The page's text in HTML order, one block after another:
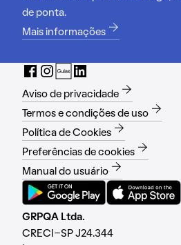
de ponta.
Mais informações
Aviso de privacidade
Termos e condições de uso
Política de Cookies
Preferências de cookies
Manual do usuário
GRPQA Ltda.
CRECI-SP J24.344